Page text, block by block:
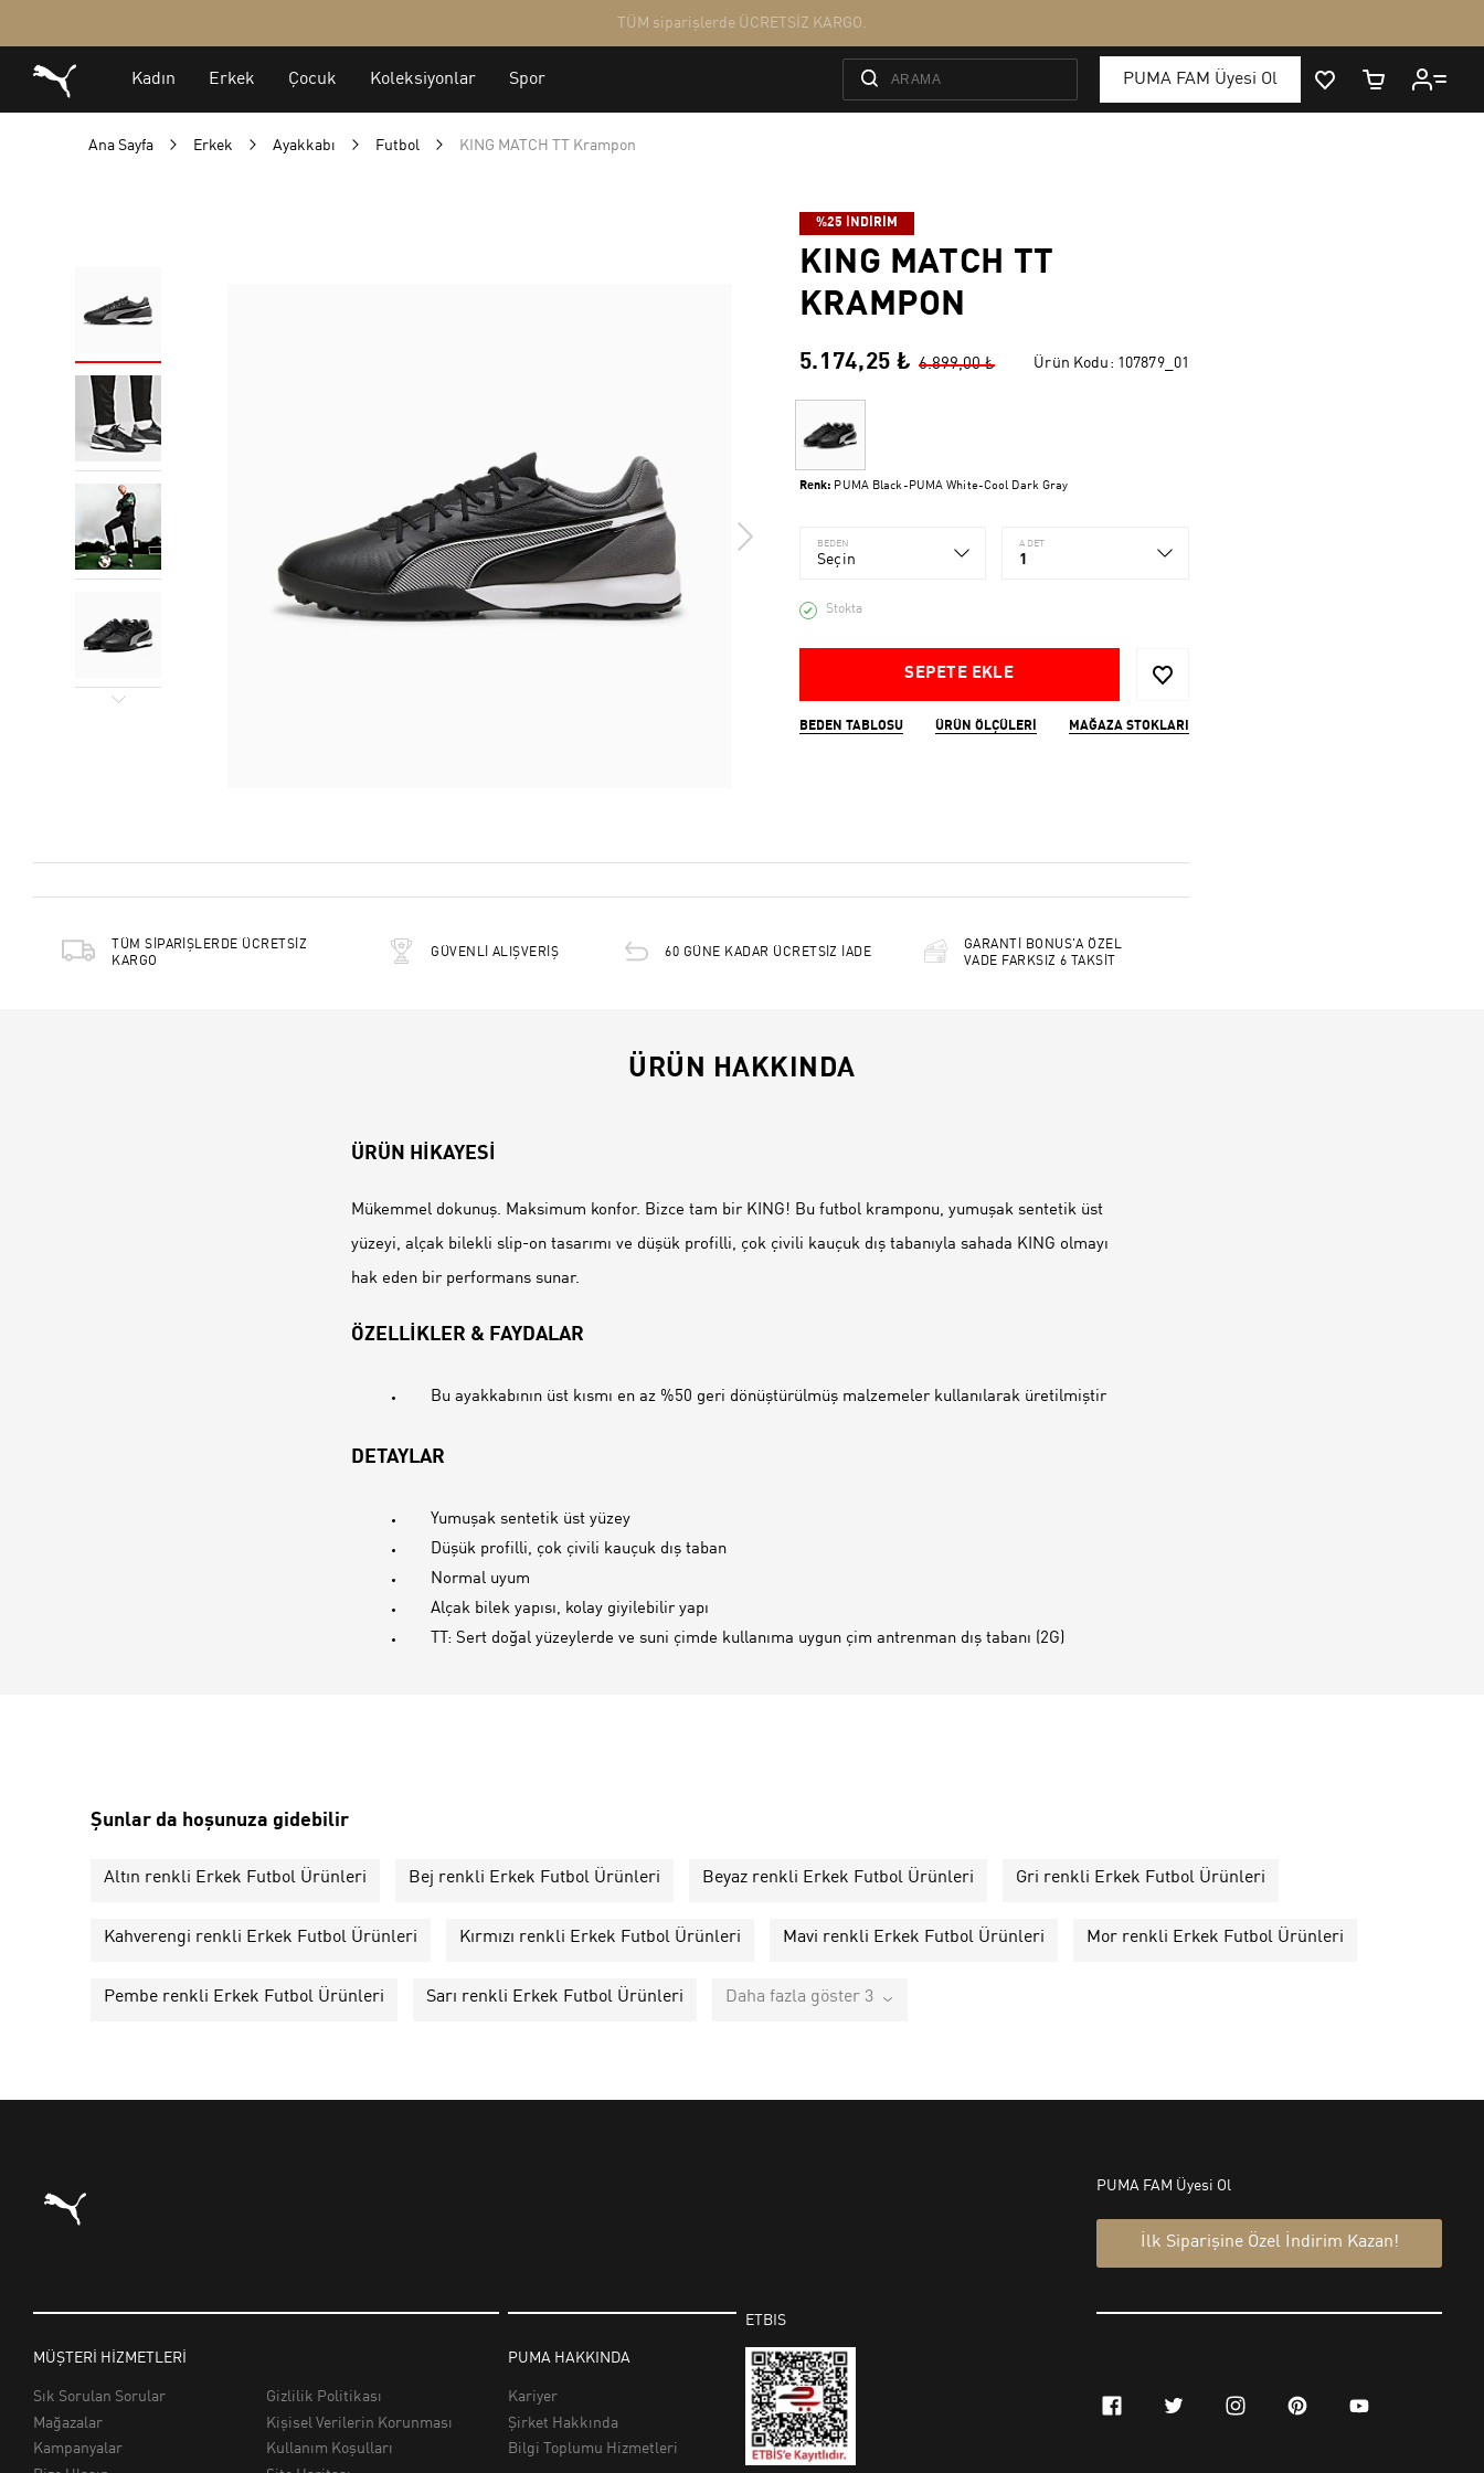
Ana Sayfa Erkek Ayakkabı Futbol KING MATCH TT Krampon
%25 İNDİRİM
KING MATCH TT
KRAMPON
5.174,25 ₺ 6.899,00 ₺ Ürün Kodu: 107879_01
Renk: PUMA Black-PUMA White-Cool Dark Gray
BEDEN
Seçin
ADET
1
Stokta
SEPETE EKLE
BEDEN TABLOSU ÜRÜN ÖLÇÜLERI MAĞAZA STOKLARI
TÜM SİPARİŞLERDE ÜCRETSİZ
KARGO
GÜVENLİ ALIŞVERİŞ 60 GÜNE KADAR ÜCRETSİZ İADE
GARANTİ BONUS'A ÖZEL
VADE FARKSIZ 6 TAKSİT
ÜRÜN HAKKINDA
ÜRÜN HİKAYESİ
Mükemmel dokunuş. Maksimum konfor. Bizce tam bir KING! Bu futbol kramponu, yumuşak sentetik üst
yüzeyi, alçak bilekli slip-on tasarımı ve düşük profilli, çok çivili kauçuk dış tabanıyla sahada KING olmayı
hak eden bir performans sunar.
ÖZELLİKLER & FAYDALAR
Bu ayakkabının üst kısmı en az %50 geri dönüştürülmüş malzemeler kullanılarak üretilmiştir
DETAYLAR
Yumuşak sentetik üst yüzey
Düşük profilli, çok çivili kauçuk dış taban
Normal uyum
Alçak bilek yapısı, kolay giyilebilir yapı
TT: Sert doğal yüzeylerde ve suni çimde kullanıma uygun çim antrenman dış tabanı (2G)
Şunlar da hoşunuza gidebilir
Altın renkli Erkek Futbol Ürünleri Bej renkli Erkek Futbol Ürünleri Beyaz renkli Erkek Futbol Ürünleri Gri renkli Erkek Futbol Ürünleri
Kahverengi renkli Erkek Futbol Ürünleri Kırmızı renkli Erkek Futbol Ürünleri Mavi renkli Erkek Futbol Ürünleri Mor renkli Erkek Futbol Ürünleri
Pembe renkli Erkek Futbol Ürünleri Sarı renkli Erkek Futbol Ürünleri Daha fazla göster 3